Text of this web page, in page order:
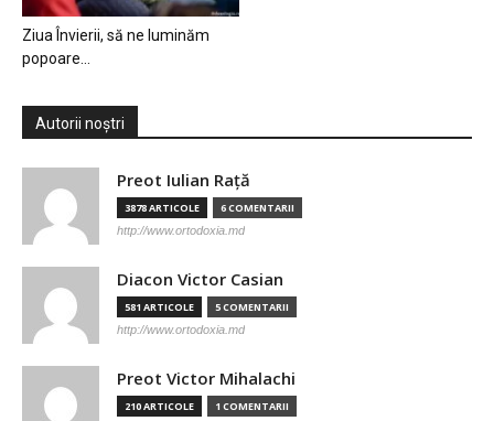
Ziua Învierii, să ne luminăm
popoare…
Autorii noștri
Preot Iulian Raţă
3878 ARTICOLE 6 COMENTARII
http://www.ortodoxia.md
Diacon Victor Casian
581 ARTICOLE 5 COMENTARII
http://www.ortodoxia.md
Preot Victor Mihalachi
210 ARTICOLE 1 COMENTARII